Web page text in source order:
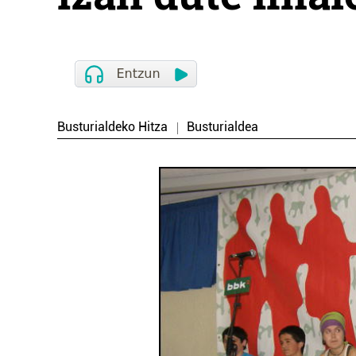
Busturialdeko Hitza Busturialdea